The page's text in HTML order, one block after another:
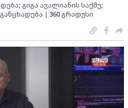
გიგა ავალიანის საქმე;
| 360 გრადუსი